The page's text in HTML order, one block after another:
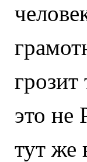
грозит
это не
тут же